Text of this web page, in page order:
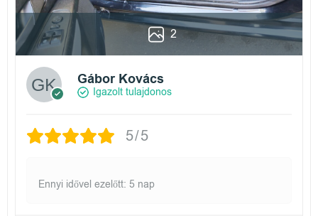
2
Gábor Kovács
Igazolt tulajdonos
5/5
Ennyi idővel ezelőtt: 5 nap